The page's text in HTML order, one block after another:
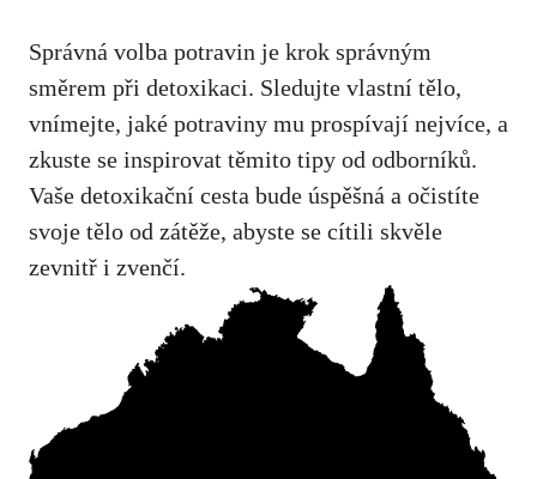
Správná volba potravin je krok správným
směrem při detoxikaci. Sledujte vlastní tělo,
vnímejte, jaké potraviny mu prospívají nejvíce, a
zkuste se inspirovat těmito tipy od odborníků.
Vaše detoxikační cesta bude úspěšná a očistíte
svoje tělo od zátěže, abyste se cítili skvěle
zevnitř i zvenčí.